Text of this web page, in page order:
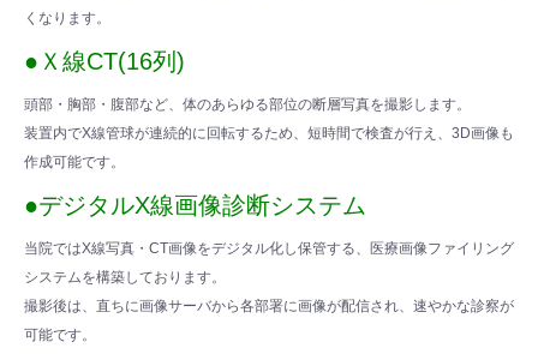
くなります。
●Ｘ線CT(16列)
頭部・胸部・腹部など、体のあらゆる部位の断層写真を撮影します。
装置内でX線管球が連続的に回転するため、短時間で検査が行え、3D画像も
作成可能です。
●デジタルX線画像診断システム
当院ではX線写真・CT画像をデジタル化し保管する、医療画像ファイリング
システムを構築しております。
撮影後は、直ちに画像サーバから各部署に画像が配信され、速やかな診察が
可能です。